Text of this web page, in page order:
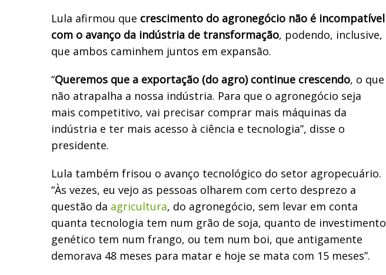
Lula afirmou que crescimento do agronegócio não é incompatível
com o avanço da indústria de transformação, podendo, inclusive,
que ambos caminhem juntos em expansão.
“Queremos que a exportação (do agro) continue crescendo, o que
não atrapalha a nossa indústria. Para que o agronegócio seja
mais competitivo, vai precisar comprar mais máquinas da
indústria e ter mais acesso à ciência e tecnologia”, disse o
presidente.
Lula também frisou o avanço tecnológico do setor agropecuário.
“Às vezes, eu vejo as pessoas olharem com certo desprezo a
questão da agricultura, do agronegócio, sem levar em conta
quanta tecnologia tem num grão de soja, quanto de investimento
genético tem num frango, ou tem num boi, que antigamente
demorava 48 meses para matar e hoje se mata com 15 meses”.